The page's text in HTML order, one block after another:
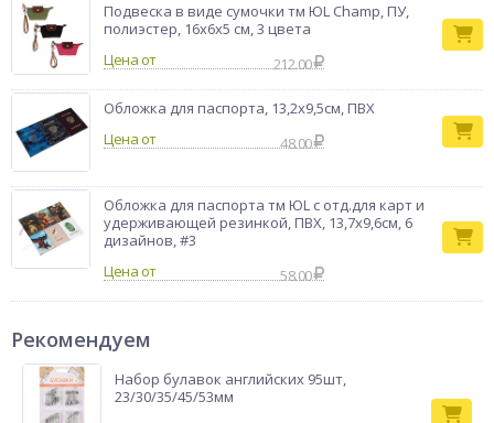
Подвеска в виде сумочки тм ЮL Champ, ПУ,
полиэстер, 16х6х5 см, 3 цвета
Цена от
212.00
Обложка для паспорта, 13,2х9,5см, ПВХ
Цена от
48.00
Обложка для паспорта тм ЮL с отд.для карт и
удерживающей резинкой, ПВХ, 13,7х9,6см, 6
дизайнов, #3
Цена от
58.00
Рекомендуем
Набор булавок английских 95шт,
23/30/35/45/53мм